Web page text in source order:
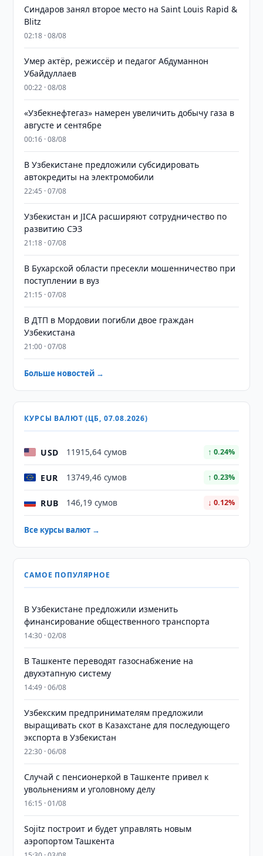
Синдаров занял второе место на Saint Louis Rapid &
Blitz
02:18 · 08/08
Умер актёр, режиссёр и педагог Абдуманнон
Убайдуллаев
00:22 · 08/08
«Узбекнефтегаз» намерен увеличить добычу газа в
августе и сентябре
00:16 · 08/08
В Узбекистане предложили субсидировать
автокредиты на электромобили
22:45 · 07/08
Узбекистан и JICA расширяют сотрудничество по
развитию СЭЗ
21:18 · 07/08
В Бухарской области пресекли мошенничество при
поступлении в вуз
21:15 · 07/08
В ДТП в Мордовии погибли двое граждан
Узбекистана
21:00 · 07/08
Больше новостей →
КУРСЫ ВАЛЮТ (ЦБ, 07.08.2026)
USD 11915,64 сумов ↑ 0.24%
EUR 13749,46 сумов ↑ 0.23%
RUB 146,19 сумов ↓ 0.12%
Все курсы валют →
САМОЕ ПОПУЛЯРНОЕ
В Узбекистане предложили изменить
финансирование общественного транспорта
14:30 · 02/08
В Ташкенте переводят газоснабжение на
двухэтапную систему
14:49 · 06/08
Узбекским предпринимателям предложили
выращивать скот в Казахстане для последующего
экспорта в Узбекистан
22:30 · 06/08
Случай с пенсионеркой в Ташкенте привел к
увольнениям и уголовному делу
16:15 · 01/08
Sojitz построит и будет управлять новым
аэропортом Ташкента